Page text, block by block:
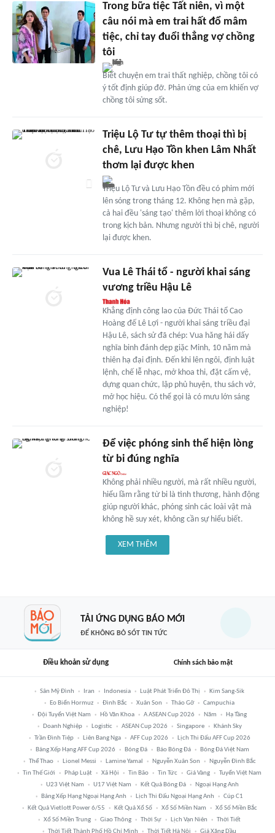
Trong bữa tiệc Tất niên, vì một
câu nói mà em trai hất đổ mâm
tiệc, chỉ tay đuổi thẳng vợ chồng
tôi
Biết chuyện em trai thất nghiệp, chồng tôi có
ý tốt định giúp đỡ. Phản ứng của em khiến vợ
chồng tôi sửng sốt.
Triệu Lộ Tư tự thêm thoại thì bị
chê, Lưu Hạo Tồn khen Lâm Nhất
thơm lại được khen
Triệu Lộ Tư và Lưu Hạo Tồn đều có phim mới
lên sóng trong tháng 12. Không hẹn mà gặp,
cả hai đều 'sáng tạo' thêm lời thoại không có
trong kịch bản. Nhưng người thì bị chê, người
lại được khen.
Vua Lê Thái tổ - người khai sáng
vương triều Hậu Lê
Khẳng định công lao của Đức Thái tổ Cao
Hoàng đế Lê Lợi - người khai sáng triều đại
Hậu Lê, sách sử đã chép: Vua hăng hái dấy
nghĩa binh đánh dẹp giặc Minh, 10 năm mà
thiên hạ đại định. Đến khi lên ngôi, định luật
lệnh, chế lễ nhạc, mở khoa thi, đặt cấm vệ,
dựng quan chức, lập phủ huyện, thu sách vở,
mở học hiệu. Có thể gọi là có mưu lớn sáng
nghiệp!
Để việc phóng sinh thể hiện lòng
từ bi đúng nghĩa
Không phải nhiều người, mà rất nhiều người,
hiểu lầm rằng từ bi là tình thương, hành động
giúp người khác, phóng sinh các loài vật mà
không hề suy xét, không cần sự hiểu biết.
XEM THÊM
TẢI ỨNG DỤNG BÁO MỚI
ĐỂ KHÔNG BỎ SÓT TIN TỨC
Điều khoản sử dụng Chính sách bảo mật
Sân Mỹ Đình Iran Indonesia Luật Phát Triển Đô Thị
Kim Sang-Sik
Eo Biển Hormuz
Đình Bắc Xuân Son Tháo Gỡ
Campuchia
Đội Tuyển Việt Nam
Hồ Văn Khoa A ASEAN Cup 2026 Năm
Hạ Tầng
Doanh Nghiệp
Logistic ASEAN Cup 2026 Singapore
Khánh Sky
Trần Đình Tiệp
Liên Bang Nga AFF Cup 2026
Lịch Thi Đấu AFF Cup 2026
Bảng Xếp Hạng AFF Cup 2026
Bóng Đá Báo Bóng Đá
Bóng Đá Việt Nam
Thể Thao
Lionel Messi Lamine Yamal Nguyễn Xuân Son
Nguyễn Đình Bắc
Tin Thế Giới
Pháp Luật Xã Hội Tin Bão Tin Tức Giá Vàng
Tuyển Việt Nam
U23 Việt Nam
U17 Việt Nam Kết Quả Bóng Đá
Ngoại Hạng Anh
Bảng Xếp Hạng Ngoại Hạng Anh
Lịch Thi Đấu Ngoại Hạng Anh
Cúp C1
Kết Quả Vietlott Power 6/55
Kết Quả Xổ Số Xổ Số Miền Nam
Xổ Số Miền Bắc
Xổ Số Miền Trung
Giao Thông Thời Sự Lịch Vạn Niên
Thời Tiết
Thời Tiết Thành Phố Hồ Chí Minh
Thời Tiết Hà Nội Giá Xăng Dầu